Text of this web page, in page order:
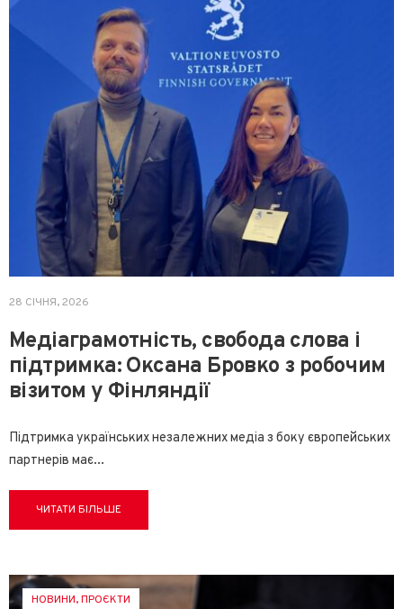
28 СІЧНЯ, 2026
Медіаграмотність, свобода слова і
підтримка: Оксана Бровко з робочим
візитом у Фінляндії
Підтримка українських незалежних медіа з боку європейських
партнерів має...
ЧИТАТИ БІЛЬШЕ
НОВИНИ,ПРОЄКТИ